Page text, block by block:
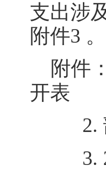
支出涉
附件3 。
附件：
开表
2.
3.